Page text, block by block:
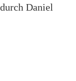
Daniel